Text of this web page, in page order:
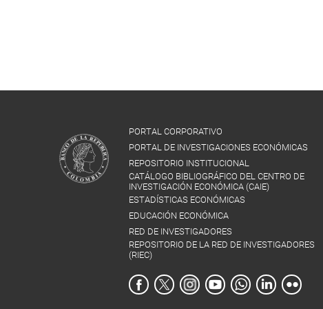
PORTAL CORPORATIVO
PORTAL DE INVESTIGACIONES ECONÓMICAS
REPOSITORIO INSTITUCIONAL
CATÁLOGO BIBLIOGRÁFICO DEL CENTRO DE
INVESTIGACIÓN ECONÓMICA (CAIE)
ESTADÍSTICAS ECONÓMICAS
EDUCACIÓN ECONÓMICA
RED DE INVESTIGADORES
REPOSITORIO DE LA RED DE INVESTIGADORES
(RIEC)